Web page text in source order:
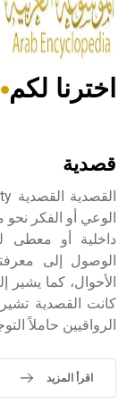
أجود أنواعه،
هل تعلم أن
الملوك الذين
التاسع، وهم
اخترنا لكم
قصدية
الوعي أو الفكر
داخلية أو معطى
الوصول إلى
الأحوال، كما يشير
كانت القصدية
الرواقيين حاملاً
اقرأ المزيد